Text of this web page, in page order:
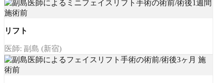
リフト
医師: 副島 (新宿)